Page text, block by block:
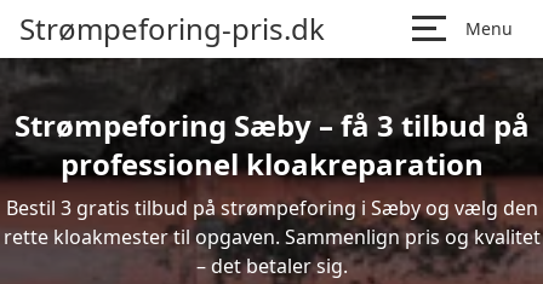
Strømpeforing-pris.dk Menu
Strømpeforing Sæby – få 3 tilbud på
professionel kloakreparation
Bestil 3 gratis tilbud på strømpeforing i Sæby og vælg den
rette kloakmester til opgaven. Sammenlign pris og kvalitet
– det betaler sig.